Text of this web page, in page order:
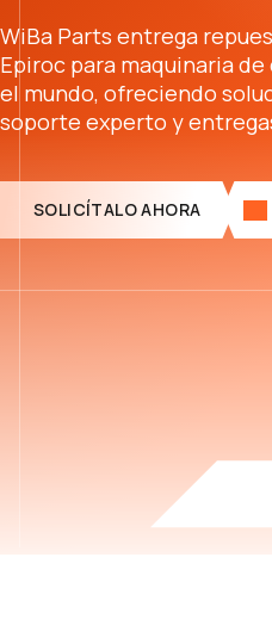
WiBa Parts entrega
Epiroc para maquinaria
el mundo, ofreciendo
soporte experto y
SOLICÍTALO AHORA